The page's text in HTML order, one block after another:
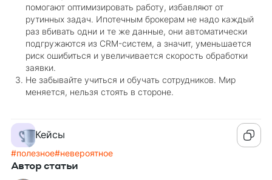
помогают оптимизировать работу, избавляют от
рутинных задач. Ипотечным брокерам не надо каждый
раз вбивать одни и те же данные, они автоматически
подгружаются из CRM-систем, а значит, уменьшается
риск ошибиться и увеличивается скорость обработки
заявки.
Не забывайте учиться и обучать сотрудников. Мир
меняется, нельзя стоять в стороне.
Кейсы
#полезное#невероятное
Автор статьи